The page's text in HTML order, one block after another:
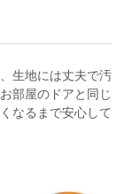
生地には丈夫で汚
部屋のドアと同じ
なるまで安心して